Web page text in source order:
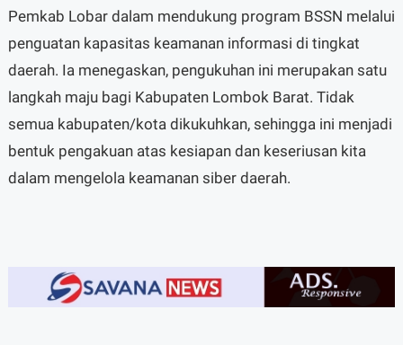
Pemkab Lobar dalam mendukung program BSSN melalui
penguatan kapasitas keamanan informasi di tingkat
daerah. Ia menegaskan, pengukuhan ini merupakan satu
langkah maju bagi Kabupaten Lombok Barat. Tidak
semua kabupaten/kota dikukuhkan, sehingga ini menjadi
bentuk pengakuan atas kesiapan dan keseriusan kita
dalam mengelola keamanan siber daerah.